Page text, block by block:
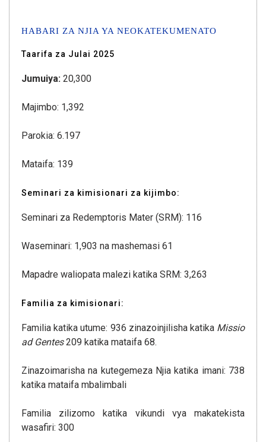
HABARI ZA NJIA YA NEOKATEKUMENATO
Taarifa za Julai 2025
Jumuiya: 20,300
Majimbo: 1,392
Parokia: 6.197
Mataifa: 139
Seminari za kimisionari za kijimbo:
Seminari za Redemptoris Mater (SRM): 116
Waseminari: 1,903 na mashemasi 61
Mapadre waliopata malezi katika SRM: 3,263
Familia za kimisionari:
Familia katika utume: 936 zinazoinjilisha katika Missio
ad Gentes209 katika mataifa 68.
Zinazoimarisha na kutegemeza Njia katika imani: 738
katika mataifa mbalimbali
Familia zilizomo katika vikundi vya makatekista
wasafiri: 300